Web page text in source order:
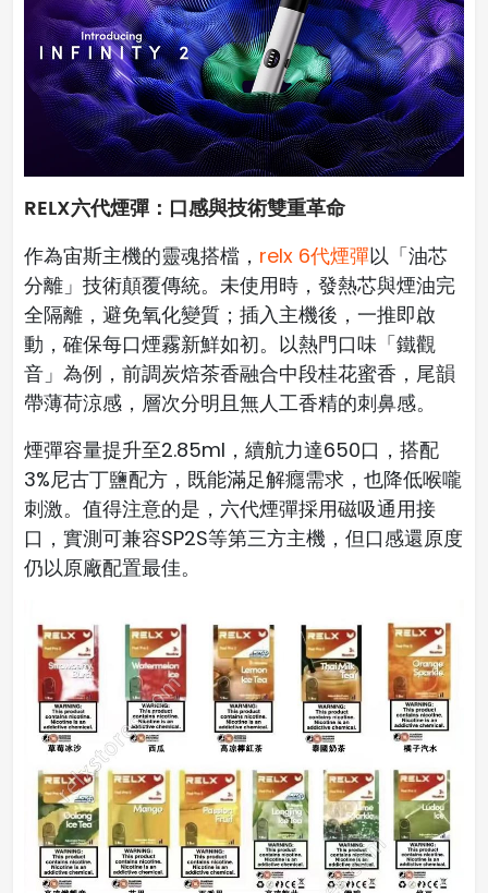
RELX六代煙彈：口感與技術雙重革命
作為宙斯主機的靈魂搭檔， relx 6代煙彈以「油芯
分離」技術顛覆傳統。未使用時，發熱芯與煙油完
全隔離，避免氧化變質；插入主機後，一推即啟
動，確保每口煙霧新鮮如初。以熱門口味「鐵觀
音」為例，前調炭焙茶香融合中段桂花蜜香，尾韻
帶薄荷涼感，層次分明且無人工香精的刺鼻感。
煙彈容量提升至2.85ml，續航力達650口，搭配
3%尼古丁鹽配方，既能滿足解癮需求，也降低喉嚨
刺激。值得注意的是，六代煙彈採用磁吸通用接
口，實測可兼容SP2S等第三方主機，但口感還原度
仍以原廠配置最佳。